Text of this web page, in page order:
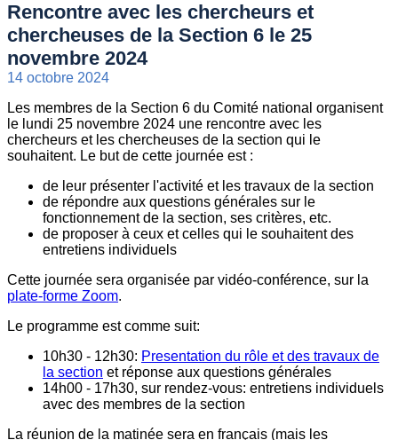
Rencontre avec les chercheurs et
chercheuses de la Section 6 le 25
novembre 2024
14 octobre 2024
Les membres de la Section 6 du Comité national organisent
le lundi 25 novembre 2024 une rencontre avec les
chercheurs et les chercheuses de la section qui le
souhaitent. Le but de cette journée est :
de leur présenter l'activité et les travaux de la section
de répondre aux questions générales sur le
fonctionnement de la section, ses critères, etc.
de proposer à ceux et celles qui le souhaitent des
entretiens individuels
Cette journée sera organisée par vidéo-conférence, sur la
plate-forme Zoom.
Le programme est comme suit:
10h30 - 12h30: Presentation du rôle et des travaux de
la section et réponse aux questions générales
14h00 - 17h30, sur rendez-vous: entretiens individuels
avec des membres de la section
La réunion de la matinée sera en français (mais les